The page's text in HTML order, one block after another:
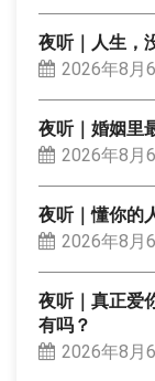
夜听｜人生，
2026年8月
夜听｜婚姻里
2026年8月
夜听｜懂你的
2026年8月
夜听｜真正爱
有吗？
2026年8月